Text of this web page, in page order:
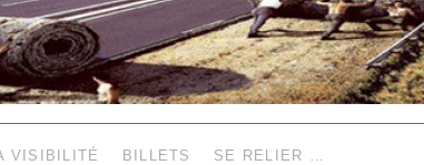
VISIBILITÉ BILLETS SE RELIER …